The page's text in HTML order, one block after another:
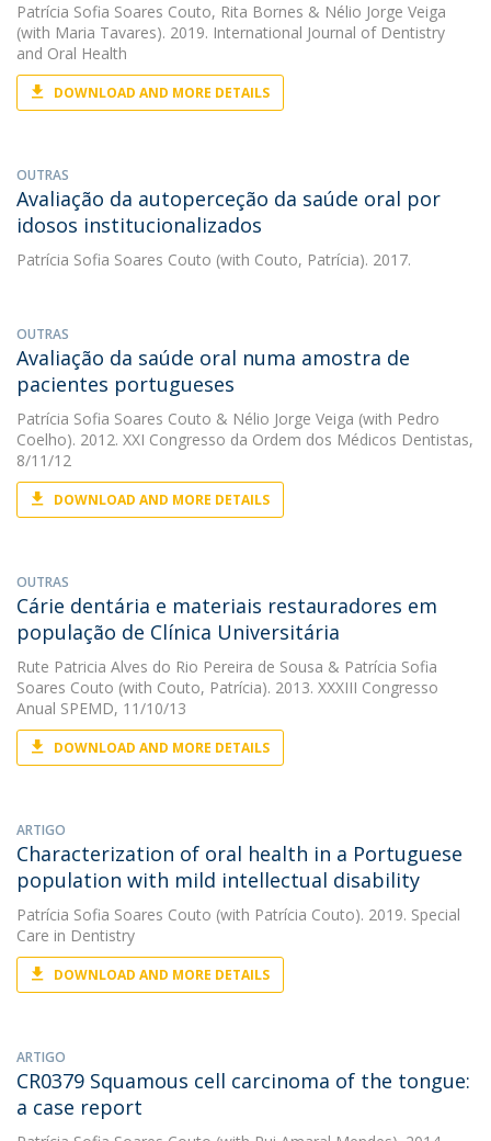
Patrícia Sofia Soares Couto, Rita Bornes & Nélio Jorge Veiga
(with Maria Tavares). 2019. International Journal of Dentistry
and Oral Health
DOWNLOAD AND MORE DETAILS
OUTRAS
Avaliação da autoperceção da saúde oral por
idosos institucionalizados
Patrícia Sofia Soares Couto (with Couto, Patrícia). 2017.
OUTRAS
Avaliação da saúde oral numa amostra de
pacientes portugueses
Patrícia Sofia Soares Couto & Nélio Jorge Veiga (with Pedro
Coelho). 2012. XXI Congresso da Ordem dos Médicos Dentistas,
8/11/12
DOWNLOAD AND MORE DETAILS
OUTRAS
Cárie dentária e materiais restauradores em
população de Clínica Universitária
Rute Patricia Alves do Rio Pereira de Sousa & Patrícia Sofia
Soares Couto (with Couto, Patrícia). 2013. XXXIII Congresso
Anual SPEMD, 11/10/13
DOWNLOAD AND MORE DETAILS
ARTIGO
Characterization of oral health in a Portuguese
population with mild intellectual disability
Patrícia Sofia Soares Couto (with Patrícia Couto). 2019. Special
Care in Dentistry
DOWNLOAD AND MORE DETAILS
ARTIGO
CR0379 Squamous cell carcinoma of the tongue:
a case report